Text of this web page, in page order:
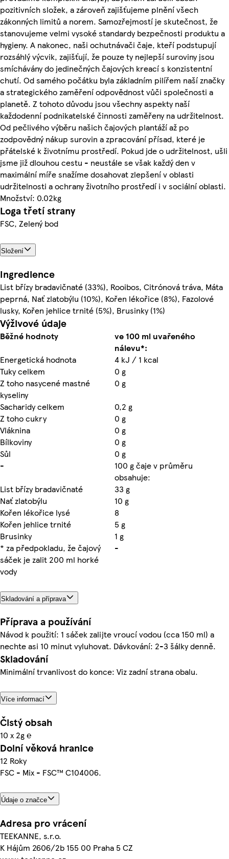
pozitivních složek, a zároveň zajišťujeme plnění všech
zákonných limitů a norem. Samozřejmostí je skutečnost, že
stanovujeme velmi vysoké standardy bezpečnosti produktu a
hygieny. A nakonec, naši ochutnávači čaje, kteří podstupují
rozsáhlý výcvik, zajišťují, že pouze ty nejlepší suroviny jsou
smíchávány do jedinečných čajových kreací s konzistentní
chutí. Od samého počátku byla základním pilířem naší značky
a strategického zaměření odpovědnost vůči společnosti a
planetě. Z tohoto důvodu jsou všechny aspekty naší
každodenní podnikatelské činnosti zaměřeny na udržitelnost.
Od pečlivého výběru našich čajových plantáží až po
zodpovědný nákup surovin a zpracování přísad, které je
přátelské k životnímu prostředí. Pokud jde o udržitelnost, ušli
jsme již dlouhou cestu - neustále se však každý den v
maximální míře snažíme dosahovat zlepšení v oblasti
udržitelnosti a ochrany životního prostředí i v sociální oblasti.
Množství: 0.02kg
Loga třetí strany
FSC, Zelený bod
Složení
Ingredience
List břízy bradavičnaté (33%), Rooibos, Citrónová tráva, Máta
peprná, Nať zlatobýlu (10%), Kořen lékořice (8%), Fazolové
lusky, Kořen jehlice trnité (5%), Brusinky (1%)
Výživové údaje
Běžné hodnoty
ve 100 ml uvařeného
nálevu*:
Energetická hodnota
4 kJ / 1 kcal
Tuky celkem
0 g
Z toho nasycené mastné
kyseliny
0 g
Sacharidy celkem
0,2 g
Z toho cukry
0 g
Vláknina
0 g
Bílkoviny
0 g
Sůl
0 g
-
100 g čaje v průměru
obsahuje:
List břízy bradavičnaté
33 g
Nať zlatobýlu
10 g
Kořen lékořice lysé
8
Kořen jehlice trnité
5 g
Brusinky
1 g
* za předpokladu, že čajový
sáček je zalit 200 ml horké
vody
-
Skladování a příprava
Příprava a používání
Návod k použití: 1 sáček zalijte vroucí vodou (cca 150 ml) a
nechte asi 10 minut vyluhovat. Dávkování: 2-3 šálky denně.
Skladování
Minimální trvanlivost do konce: Viz zadní strana obalu.
Více informací
Čistý obsah
10 x 2g ℮
Dolní věková hranice
12 Roky
FSC - Mix - FSC™ C104006.
Údaje o značce
Adresa pro vrácení
TEEKANNE, s.r.o.
K Hájům 2606/2b 155 00 Praha 5 CZ